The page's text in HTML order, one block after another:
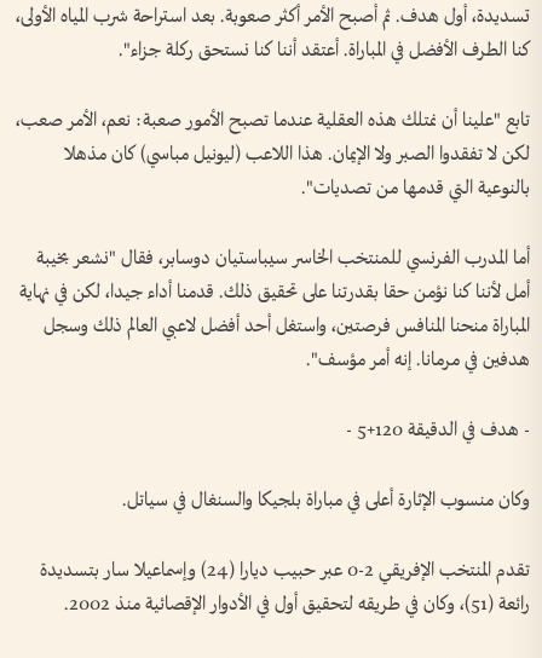
تسديدة، أول هدف. ثم أصبح الأمر أكثر صعوبة. بعد استراحة شرب المياه الأولى،
كنا الطرف الأفضل في المباراة. أعتقد أننا كنا نستحق ركلة جزاء".
تابع "علينا أن نمتلك هذه العقلية عندما تصبح الأمور صعبة: نعم، الأمر صعب،
لكن لا تفقدوا الصبر ولا الإيمان. هذا اللاعب (ليونيل مباسي) كان مذهلا
بالنوعية التي قدمها من تصديات".
أما المدرب الفرنسي للمنتخب الخاسر سيباستيان دوسابر، فقال "نشعر بخيبة
أمل لأننا كنا نؤمن حقا بقدرتنا على تحقيق ذلك. قدمنا أداء جيدا، لكن في نهاية
المباراة منحنا المنافس فرصتين، واستغل أحد أفضل لاعبي العالم ذلك وسجل
هدفين في مرمانا. إنه أمر مؤسف".
- هدف في الدقيقة 120+5 -
وكان منسوب الإثارة أعلى في مباراة بلجيكا والسنغال في سياتل.
تقدم المنتخب الإفريقي 2-0 عبر حبيب ديارا (24) وإسماعيلا سار بتسديدة
رائعة (51)، وكان في طريقه لتحقيق أول في الأدوار الإقصائية منذ 2002.